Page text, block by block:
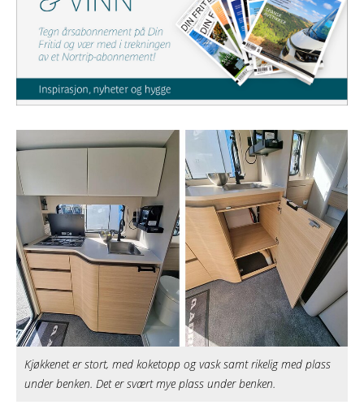
Kjøkkenet er stort, med koketopp og vask samt rikelig med plass
under benken. Det er svært mye plass under benken.